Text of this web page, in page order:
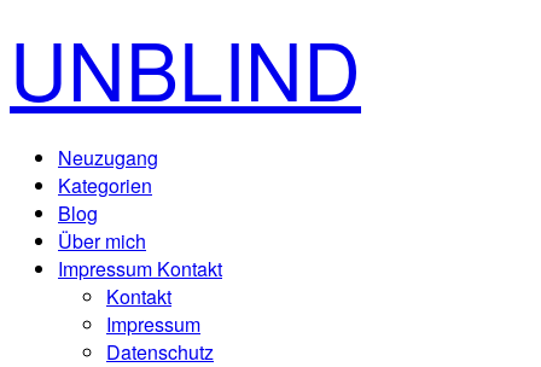
UNBLIND
Neuzugang
Kategorien
Blog
Über mich
Impressum Kontakt
Kontakt
Impressum
Datenschutz